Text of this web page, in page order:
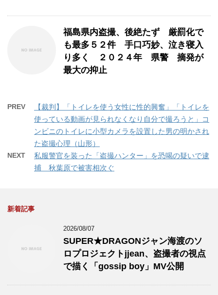
福島県内盗撮、後絶たず 厳罰化で
も最多５２件 手口巧妙、泣き寝入
り多く ２０２４年 県警 摘発が
最大の抑止
PREV
【裁判】「トイレを使う女性に性的興奮」「トイレを
使っている動画が見られなくなり自分で撮ろうと」コ
ンビニのトイレに小型カメラを設置した男の明かされ
た盗撮心理（山形）
NEXT
私服警官を装った「盗撮ハンター」を恐喝の疑いで逮
捕 秋葉原で被害相次ぐ
新着記事
2026/08/07
SUPER★DRAGONジャン海渡のソ
ロプロジェクトjjean、盗撮者の視点
で描く「gossip boy」MV公開